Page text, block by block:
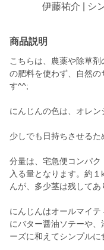
伊藤祐介 | シ
商品説明
こちらは、農薬や除草
の肥料を使わず、自然
す^^;
にんじんの色は、オレン
少しでも日持ちさせるた
分量は、宅急便コンパ
入る量となります。約
んが、多少茎は残してあ
にんじんはオールマイテ
にバター醤油ソテーや
ーズに和えてシンプルに